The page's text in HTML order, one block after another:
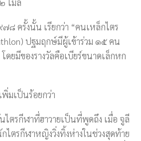
ไมล์
๘ ครั้งนั้น เรียกว่า “คนเหล็กไตร
ปฐมฤกษ์มีผู้เข้าร่วม ๑๕ คน
ยมีของรางวัลคือเบียร์ขนาดเล็กหก
มเป็นร้อยกว่า
ตรกีฬาที่ฮาวายเป็นที่พูดถึง เมื่อ จูลี
ไตรกีฬาหญิงวิ่งทิ้งห่างในช่วงสุดท้าย